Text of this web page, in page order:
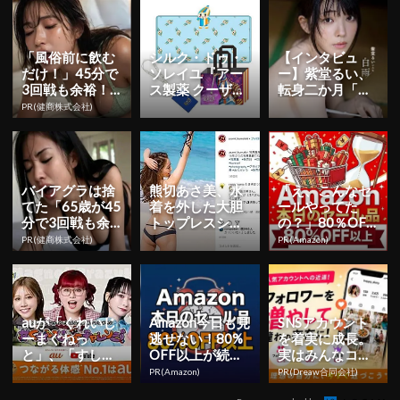
「風俗前に飲む
だけ！」45分で
3回戦も余裕！9
80円で朝まで絶
好調
PR(健商株式会社)
シルク・ドゥ・
ソレイユ『アー
ス製薬 クーザ』
東京公演の日程
＆チケット情報
解禁！日...
【インタビュ
ー】紫堂るい、
転身二か月「も
っと知っていた
だくことを目標
に」 初ヘア...
バイアグラは捨
てた「65歳が45
分で3回戦も余
裕」980円で朝
まで絶好調！
PR(健商株式会社)
熊切あさ美、水
着を外した大胆
トップレスショ
ット披露！16年
ぶり写真集
「え、こんなセ
ールやってた
の？」80％OFF
以上が続々登
場！Amazonの本
気が...
PR(Amazon)
auが「くれいじ
ーまぐねっ
と」、「すしら
ーめん《り
く》」、「ひみ
Amazon今日も見
逃せない！80%
OFF以上が続々
登場
PR(Amazon)
SNSアカウント
を着実に成長。
実はみんなココ
使ってます。
PR(Dreaw合同会社)